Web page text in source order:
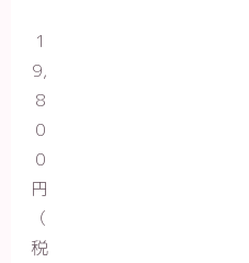
1
9,
8
0
0
円
（
税